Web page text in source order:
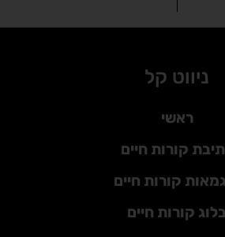
ניווט קל
ראשי
קורות חיים
קורות חיים
בלוג קורות חיים